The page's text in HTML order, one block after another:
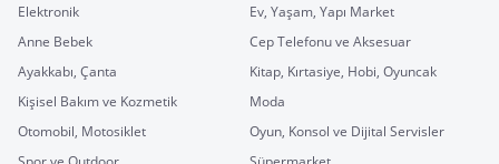
Elektronik
Ev, Yaşam, Yapı Market
Anne Bebek
Cep Telefonu ve Aksesuar
Ayakkabı, Çanta
Kitap, Kırtasiye, Hobi, Oyuncak
Kişisel Bakım ve Kozmetik
Moda
Otomobil, Motosiklet
Oyun, Konsol ve Dijital Servisler